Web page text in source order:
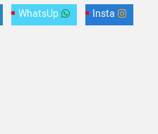
Insta
WhatsUp